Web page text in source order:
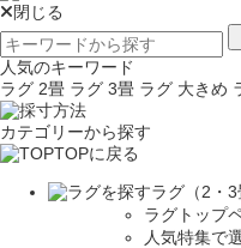
閉じる
人気のキーワード
ラグ 2畳 ラグ 3畳 ラグ 大きめ
カテゴリーから探す
TOPに戻る
ラグ（2・3
ラグトップ
人気特集で